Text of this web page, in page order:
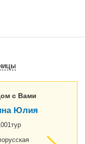
с Вами
Юлия